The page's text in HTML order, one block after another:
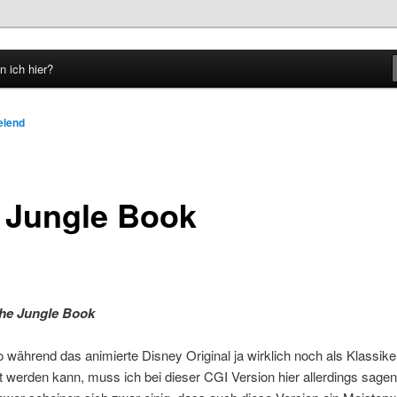
ich hier?
Book
Jungle Book
das animierte Disney Original ja wirklich noch als
werden kann, muss ich bei dieser CGI Version hier allerdings